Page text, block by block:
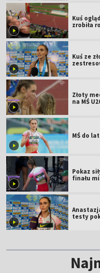
Kuś
zrobiła
Kuś ze
Złoty
na MŚ
MŚ do
Pokaz
finału
testy